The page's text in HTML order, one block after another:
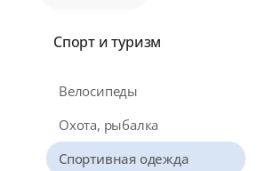
Спорт и туризм
Велосипеды
Охота, рыбалка
Спортивная одежда